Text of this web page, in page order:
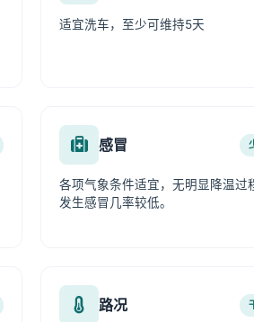
适宜洗车，至少可维持5天
感冒
各项气象条件适宜，无明显降温过
发生感冒几率较低。
路况